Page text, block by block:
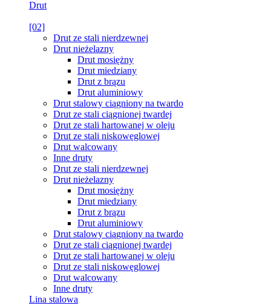
Drut
[02]
Drut ze stali nierdzewnej
Drut nieżelazny
Drut mosiężny
Drut miedziany
Drut z brązu
Drut aluminiowy
Drut stalowy ciągniony na twardo
Drut ze stali ciągnionej twardej
Drut ze stali hartowanej w oleju
Drut ze stali niskowęglowej
Drut walcowany
Inne druty
Drut ze stali nierdzewnej
Drut nieżelazny
Drut mosiężny
Drut miedziany
Drut z brązu
Drut aluminiowy
Drut stalowy ciągniony na twardo
Drut ze stali ciągnionej twardej
Drut ze stali hartowanej w oleju
Drut ze stali niskowęglowej
Drut walcowany
Inne druty
Lina stalowa